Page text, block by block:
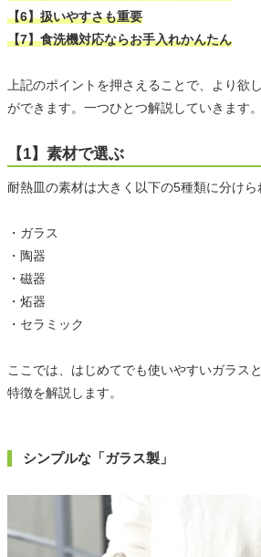
【6】扱いやすさも重要
【7】食洗機対応ならお手入れかんたん
上記のポイントを押さえることで、より欲
ができます。一つひとつ解説していきます。
【1】素材で選ぶ
耐熱皿の素材は大きく以下の5種類に分けら
・ガラス
・陶器
・磁器
・炻器
・セラミック
ここでは、はじめてでも使いやすいガラス
特徴を解説します。
シンプルな「ガラス製」